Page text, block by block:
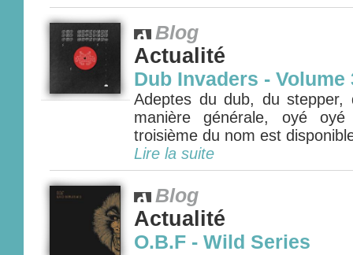
Blog
Actualité
Dub Invaders - Volume
Adeptes du dub, du
manière générale, oyé
troisième du nom est
Lire la suite
Blog
Actualité
O.B.F - Wild Series